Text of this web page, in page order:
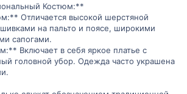
Костюм:**
Отличается высокой шерстяной
на пальто и поясе, широкими
сапогами.
Включает в себя яркое платье с
головной убор. Одежда часто украшена